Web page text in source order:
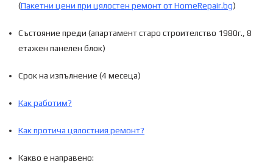
(Пакетни цени при цялостен ремонт от HomeRepair.bg)
Състояние преди (апартамент старо строителство 1980г., 8
етажен панелен блок)
Срок на изпълнение (4 месеца)
Как работим?
Как протича цялостния ремонт?
Какво е направено: